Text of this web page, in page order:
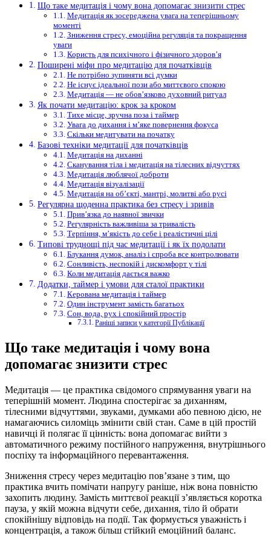
Що таке медитація і чому вона допомагає знизити стрес
Медитація як зосереджена увага на теперішньому
моменті
Зниження стресу, емоційна регуляція та покращення
уваги
Користь для психічного і фізичного здоров’я
Поширені міфи про медитацію для початківців
Не потрібно зупиняти всі думки
Не існує ідеальної пози або миттєвого спокою
Медитація — не обов’язково духовний ритуал
Як почати медитацію: крок за кроком
Тихе місце, зручна поза і таймер
Увага до дихання і м’яке повернення фокуса
Скільки медитувати на початку
Базові техніки медитації для початківців
Медитація на диханні
Сканування тіла і медитація на тілесних відчуттях
Медитація люблячої доброти
Медитація візуалізації
Медитація на об’єкті, мантрі, молитві або русі
Регулярна щоденна практика без стресу і зривів
Прив’язка до наявної звички
Регулярність важливіша за тривалість
Терпіння, м’якість до себе і реалістичні цілі
Типові труднощі під час медитації і як їх подолати
Блукання думок, аналіз і спроба все контролювати
Сонливість, неспокій і дискомфорт у тілі
Коли медитація дається важко
Додатки, таймер і умови для сталої практики
Керована медитація і таймер
Один інструмент замість багатьох
Сон, вода, рух і спокійний простір
Раніші записи у категорії Публікації
Що таке медитація і чому вона
допомагає знизити стрес
Медитація — це практика свідомого спрямування уваги на
теперішній момент. Людина спостерігає за диханням,
тілесними відчуттями, звуками, думками або певною дією, не
намагаючись силоміць змінити свій стан. Саме в цій простій
навичці й полягає її цінність: вона допомагає вийти з
автоматичного режиму постійного напруження, внутрішнього
поспіху та інформаційного перевантаження.
Зниження стресу через медитацію пов’язане з тим, що
практика вчить помічати напругу раніше, ніж вона повністю
захопить людину. Замість миттєвої реакції з’являється коротка
пауза, у якій можна відчути себе, дихання, тіло й обрати
спокійнішу відповідь на події. Так формується уважність і
концентрація, а також більш стійкий емоційний баланс.